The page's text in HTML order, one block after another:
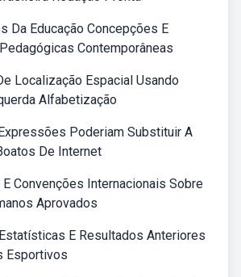
Da Educação Concepções E
Contemporâneas
Localização Espacial Usando
Alfabetização
Poderiam Substituir A
De Internet
Convenções Internacionais Sobre
Aprovados
E Resultados Anteriores
Esportivos